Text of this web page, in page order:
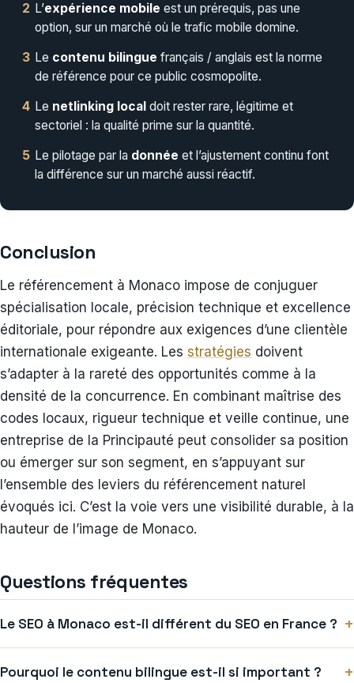
2 L’expérience mobile est un prérequis, pas une
option, sur un marché où le trafic mobile domine.
3 Le contenu bilingue français / anglais est la norme
de référence pour ce public cosmopolite.
4 Le netlinking local doit rester rare, légitime et
sectoriel : la qualité prime sur la quantité.
5 Le pilotage par la donnée et l’ajustement continu font
la différence sur un marché aussi réactif.
Conclusion
Le référencement à Monaco impose de conjuguer
spécialisation locale, précision technique et excellence
éditoriale, pour répondre aux exigences d’une clientèle
internationale exigeante. Les stratégies doivent
s’adapter à la rareté des opportunités comme à la
densité de la concurrence. En combinant maîtrise des
codes locaux, rigueur technique et veille continue, une
entreprise de la Principauté peut consolider sa position
ou émerger sur son segment, en s’appuyant sur
l’ensemble des leviers du référencement naturel
évoqués ici. C’est la voie vers une visibilité durable, à la
hauteur de l’image de Monaco.
Questions fréquentes
Le SEO à Monaco est-il différent du SEO en France ? +
Pourquoi le contenu bilingue est-il si important ? +